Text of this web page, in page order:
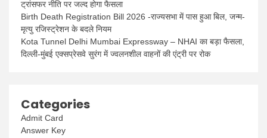
ट्रांसफर नीति पर जल्द होगा फैसला
Birth Death Registration Bill 2026 -राज्यसभा में पास हुआ बिल, जन्म-
मृत्यु रजिस्ट्रेशन के बदले नियम
Kota Tunnel Delhi Mumbai Expressway – NHAI का बड़ा फैसला,
दिल्ली-मुंबई एक्सप्रेसवे सुरंग में ज्वलनशील वाहनों की एंट्री पर रोक
Categories
Admit Card
Answer Key